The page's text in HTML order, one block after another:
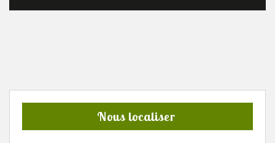
Nous localiser